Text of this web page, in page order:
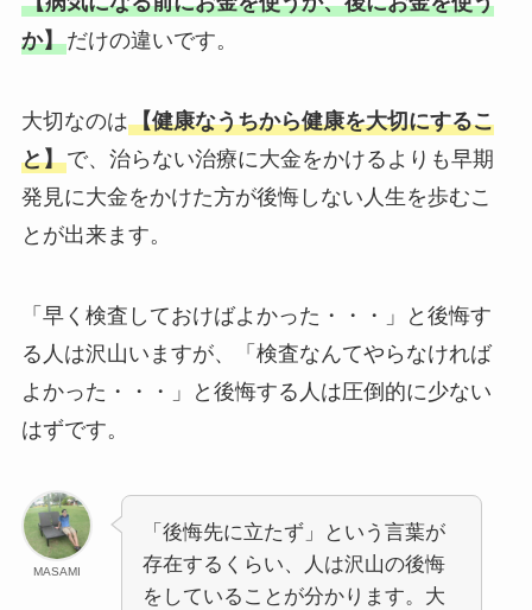
か】だけの違いです。
大切なのは【健康なうちから健康を大切にするこ
と】で、治らない治療に大金をかけるよりも早期
発見に大金をかけた方が後悔しない人生を歩むこ
とが出来ます。
「早く検査しておけばよかった・・・」と後悔す
る人は沢山いますが、「検査なんてやらなければ
よかった・・・」と後悔する人は圧倒的に少ない
はずです。
MASAMI
「後悔先に立たず」という言葉が
存在するくらい、人は沢山の後悔
をしていることが分かります。大